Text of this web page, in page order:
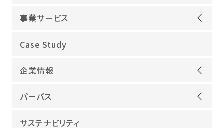
事業サービス
オープンアップグループが選ばれる理由
ITインフラ
IT開発
Case Study
企業情報
ごあいさつ
パーパス
当社グループのパーパス
サステナビリティ